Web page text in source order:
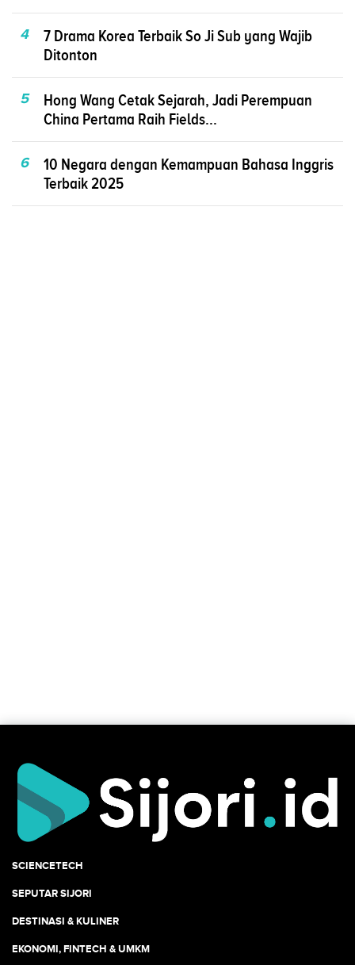
4
7 Drama Korea Terbaik So Ji Sub yang Wajib
Ditonton
5
Hong Wang Cetak Sejarah, Jadi Perempuan
China Pertama Raih Fields...
6
10 Negara dengan Kemampuan Bahasa Inggris
Terbaik 2025
SCIENCETECH
SEPUTAR SIJORI
DESTINASI & KULINER
EKONOMI, FINTECH & UMKM